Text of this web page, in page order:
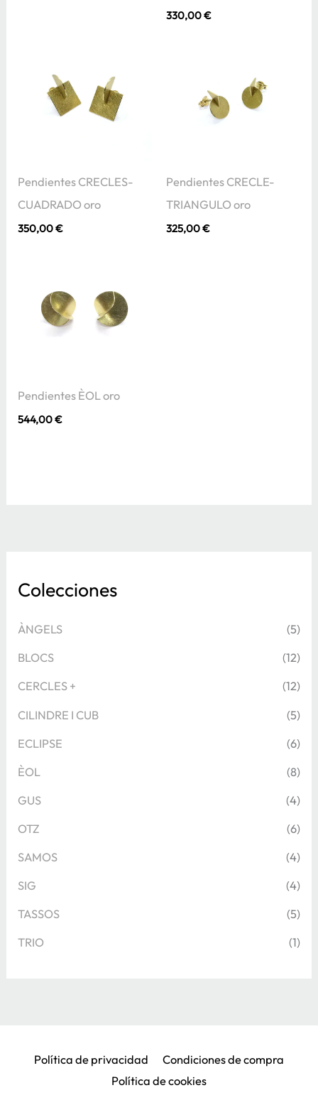
Colecciones
ÀNGELS (5)
BLOCS (12)
CERCLES + (12)
CILINDRE I CUB (5)
ECLIPSE (6)
ÈOL (8)
GUS (4)
OTZ (6)
SAMOS (4)
SIG (4)
TASSOS (5)
TRIO (1)
330,00€
Pendientes CRECLES-
CUADRADO oro
350,00€
Pendientes CRECLE-
TRIANGULO oro
325,00€
Pendientes ÈOL oro
544,00€
Política de privacidad
Condiciones de compra
Política de cookies